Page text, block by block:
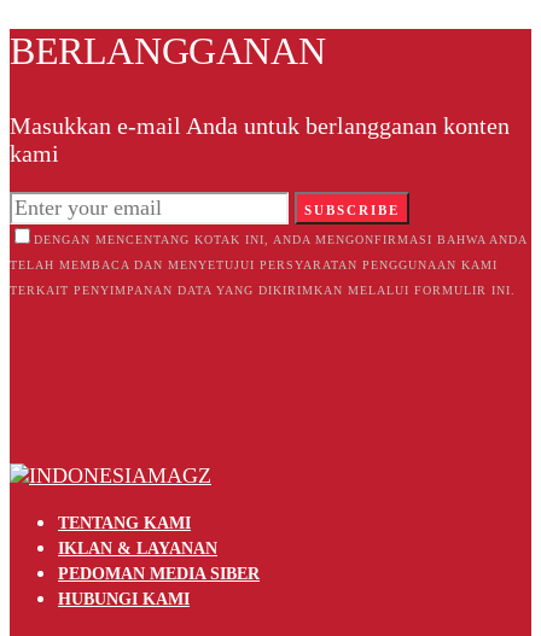
BERLANGGANAN
Masukkan e-mail Anda untuk berlangganan konten
kami
SUBSCRIBE
DENGAN MENCENTANG KOTAK INI, ANDA MENGONFIRMASI BAHWA ANDA
TELAH MEMBACA DAN MENYETUJUI PERSYARATAN PENGGUNAAN KAMI
TERKAIT PENYIMPANAN DATA YANG DIKIRIMKAN MELALUI FORMULIR INI.
TENTANG KAMI
IKLAN & LAYANAN
PEDOMAN MEDIA SIBER
HUBUNGI KAMI